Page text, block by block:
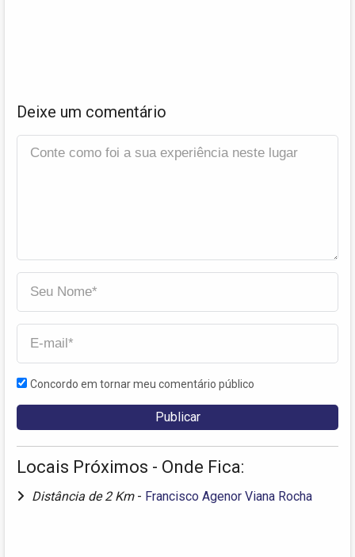
Deixe um comentário
Concordo em tornar meu comentário público
Locais Próximos - Onde Fica:
Distância de 2 Km - Francisco Agenor Viana Rocha